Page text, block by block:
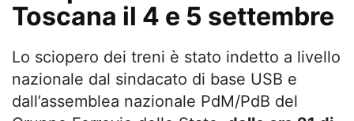
Toscana il 4 e 5 settembre
Lo sciopero dei treni è stato indetto a livello
nazionale dal sindacato di base USB e
dall’assemblea nazionale PdM/PdB del